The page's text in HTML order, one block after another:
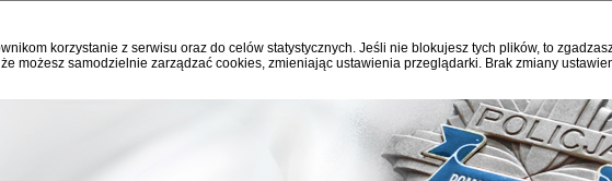
korzystanie z serwisu oraz do celów statystycznych. Jeśli nie blokujesz tych plików, to
możesz samodzielnie zarządzać cookies, zmieniając ustawienia przeglądarki. Brak zmiany